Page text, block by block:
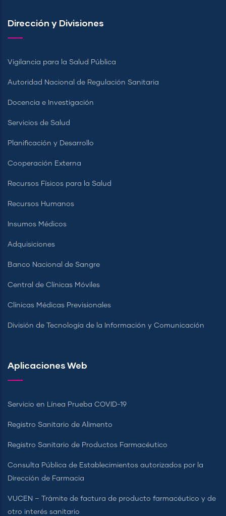
Dirección y Divisiones
Vigilancia para la Salud Pública
Autoridad Nacional de Regulación Sanitaria
Docencia e Investigación
Servicios de Salud
Planificación y Desarrollo
Cooperación Externa
Recursos Físicos para la Salud
Recursos Humanos
Insumos Médicos
Adquisiciones
Banco Nacional de Sangre
Central de Clínicas Móviles
Clínicas Médicas Previsionales
División de Tecnología de la Información y Comunicación
Aplicaciones Web
Servicio en Línea Prueba COVID-19
Registro Sanitario de Alimento
Registro Sanitario de Productos Farmacéutico
Consulta Pública de Establecimientos autorizados por la
Dirección de Farmacia
VUCEN – Trámite de factura de producto farmacéutico y de
otro interés sanitario